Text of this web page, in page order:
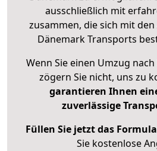
ausschließlich mit
zusammen, die sich mit
Dänemark Transports
Wenn Sie einen Umzug
zögern Sie nicht, uns zu
garantieren Ihnen
zuverlässige
Füllen Sie jetzt das
Sie kostenlose